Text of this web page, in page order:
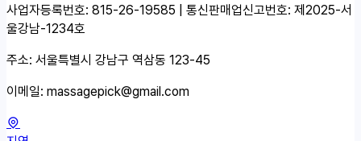
사업자등록번호: 815-26-19585 | 통신판매업신고번호: 제2025-서
울강남-1234호
주소: 서울특별시 강남구 역삼동 123-45
이메일: massagepick@gmail.com